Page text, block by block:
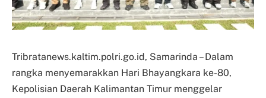
Tribratanews.kaltim.polri.go.id, Samarinda – Dalam
rangka menyemarakkan Hari Bhayangkara ke-80,
Kepolisian Daerah Kalimantan Timur menggelar